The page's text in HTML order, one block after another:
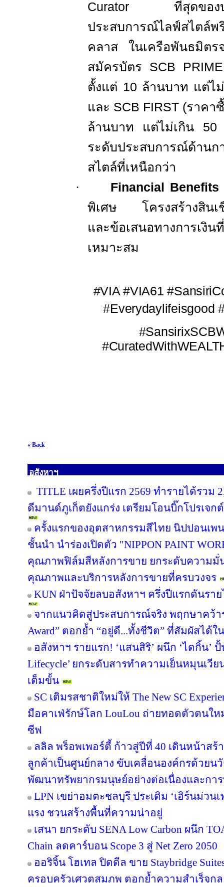
Curatorที่สุดของ
ประสบการณ์ไลฟ์สไตล์พ
คลาส ในเครือพันธมิตร
สมัครบัตร SCB
ตั้งแต่ 10 ล้านบาท แต่ไ
และ SCB FIRST (ราคา
ล้านบาท แต่ไม่เกิน
ระดับประสบการณ์ด้านก
สไตล์ที่เหนือกว่า
·
Financial Benefits
พิเศษ โครงสร้างสินเ
และข้อเสนอทางการเงิน
เหมาะสม
#VIA #VIA61
#Everydaylifeisgood
« Back
อสังหาฯ
TITLE เผยครึ่งปีแรก 2569 ทำรายได้รวม
ดีมานด์ภูเก็ตยังแกร่ง เตรียมโอนบิ๊กโปรเจ
ครั้งแรกของอุตสาหกรรมสีไทย นิปปอนเพ
ชั้นนำ นำร่องเปิดตัว "NIPPON PAINT
คุณภาพฟิล์มสีหลังการขาย ยกระดับความ
คุณภาพและบริการหลังการขายที่ครบวงจร
KUN ฝ่าปัจจัยลบอสังหาฯ ครึ่งปีแรกดันรา
จากแนวคิดสู่ประสบการณ์จริง พฤกษาคว้าร
Award” ตอกย้ำ “อยู่ดี...ทั้งชีวิต” ที่สัมผัสได้ใ
อสังหาฯ รายแรก! ‘แสนสิริ’ ผนึก ‘ไดกิ้น’ ปั้
Lifecycle’ ยกระดับสารทำความเย็นหมุนเวีย
เต็มขั้น
SC เติมรสชาติใหม่ให้ The New SC
มือคาเฟ่รักษ์โลก LouLou ถ่ายทอดตัวตนใ
ซีฟ
ลลิล พร็อพเพอร์ตี้ ก้าวสู่ปีที่ 40 เดินหน้าสร้
ลูกค้าเป็นศูนย์กลาง ขับเคลื่อนองค์กรด้วยน
พัฒนาทรัพยากรมนุษย์อย่างต่อเนื่องและกา
LPN เขย่าอมตะชลบุรี ประเดิม ‘เอิร์นม่วนเ
แรง ชวนสร้างพื้นที่ความน่าอยู่
เสนา ยกระดับ SENA Low Carbon ผนึก
Chain ลดคาร์บอน Scope 3 สู่ Net Zero 2050
ออริจิ้น โฮเทล ปิดดีล ขาย Staybridge
ครอบครัวเศวตสมภพ ตอกย้ำความสำเร็จกล